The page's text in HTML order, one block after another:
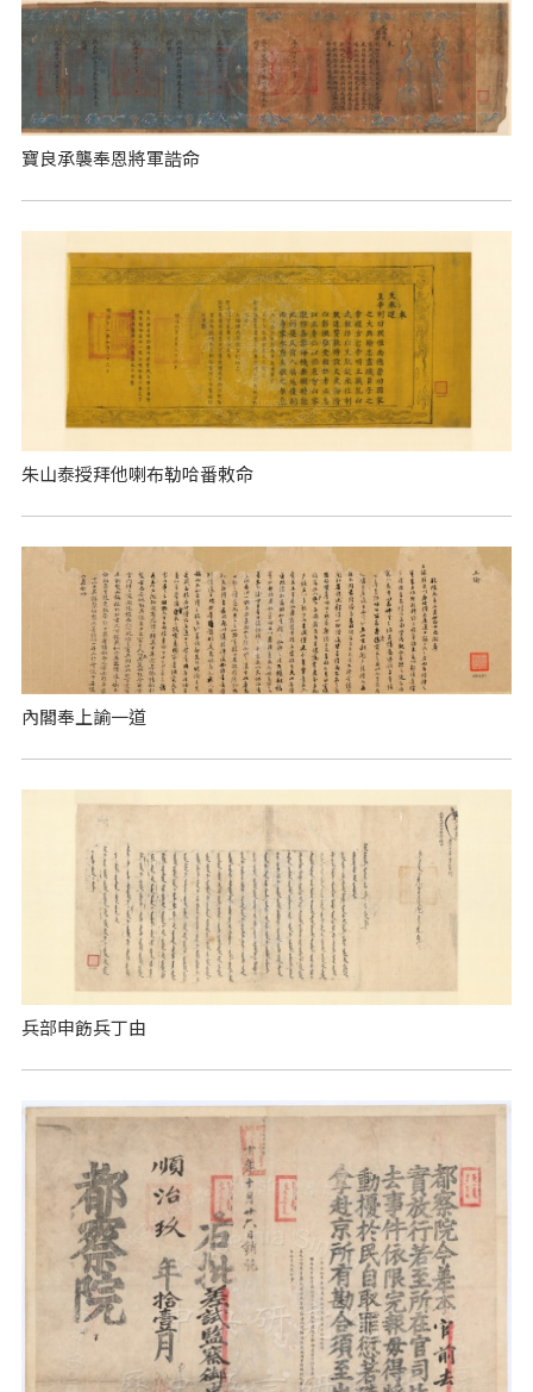
寶良承襲奉恩將軍誥命
朱山泰授拜他喇布勒哈番敕命
內閣奉上諭一道
兵部申飭兵丁由